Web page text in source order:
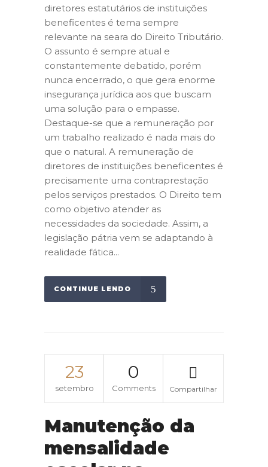
diretores estatutários de instituições
beneficentes é tema sempre
relevante na seara do Direito Tributário.
O assunto é sempre atual e
constantemente debatido, porém
nunca encerrado, o que gera enorme
insegurança jurídica aos que buscam
uma solução para o empasse.
Destaque-se que a remuneração por
um trabalho realizado é nada mais do
que o natural. A remuneração de
diretores de instituições beneficentes é
precisamente uma contraprestação
pelos serviços prestados. O Direito tem
como objetivo atender as
necessidades da sociedade. Assim, a
legislação pátria vem se adaptando à
realidade fática...
CONTINUE LENDO
23
setembro
0
Comments Compartilhar
Manutenção da
mensalidade